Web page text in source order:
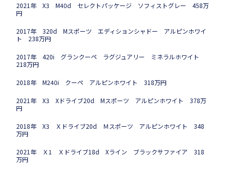
2021年 X3 M40d セレクトパッケージ ソフィストグレー 458万
円
2017年 320d Mスポーツ エディションシャドー アルピンホワイ
ト 238万円
2017年 420i グランクーペ ラグジュアリー ミネラルホワイト
218万円
2018年 M240i クーペ アルピンホワイト 318万円
2021年 X3 Xドライブ20d Mスポーツ アルピンホワイト 378万
円
2018年 X3 Ｘドライブ20d Ｍスポーツ アルピンホワイト 348
万円
2021年 Ｘ1 Ｘドライブ18d Xライン ブラックサファイア 318
万円